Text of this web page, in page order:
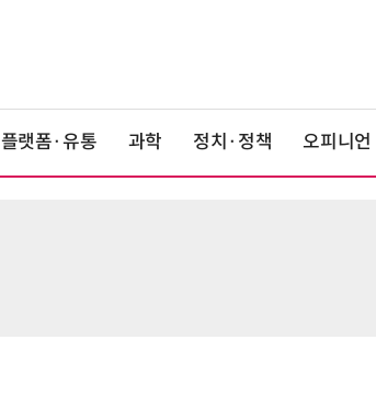
플랫폼·유통 과학 정치·정책 오피니언